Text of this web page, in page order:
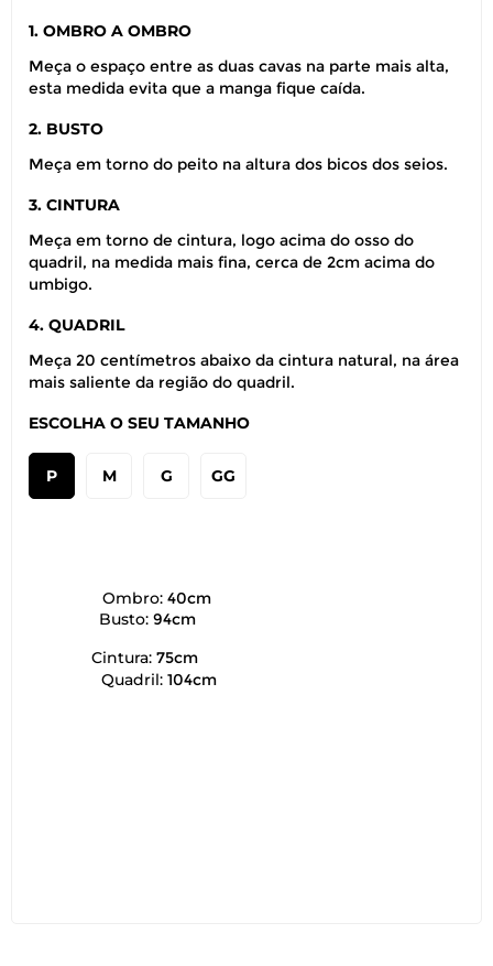
1. OMBRO A OMBRO
Meça o espaço entre as duas cavas na parte mais alta,
esta medida evita que a manga fique caída.
2. BUSTO
Meça em torno do peito na altura dos bicos dos seios.
3. CINTURA
Meça em torno de cintura, logo acima do osso do
quadril, na medida mais fina, cerca de 2cm acima do
umbigo.
4. QUADRIL
Meça 20 centímetros abaixo da cintura natural, na área
mais saliente da região do quadril.
ESCOLHA O SEU TAMANHO
P M G GG
Ombro: 40cm
Busto: 94cm
Cintura: 75cm
Quadril: 104cm